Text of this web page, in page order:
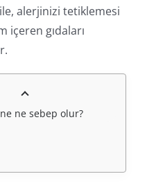
alerjinizi tetiklemesi
içeren gıdaları
ne sebep olur?